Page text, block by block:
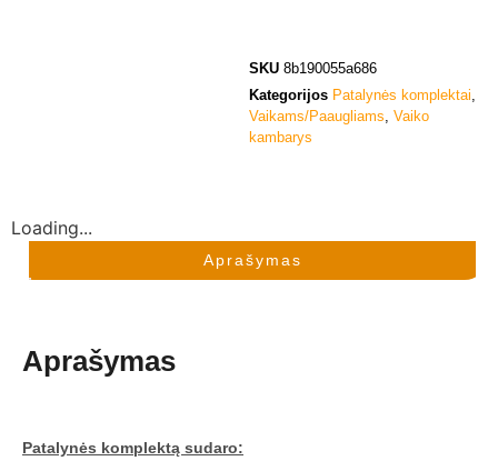
SKU 8b190055a686
Kategorijos Patalynės komplektai,
Vaikams/Paaugliams, Vaiko
kambarys
Loading...
Aprašymas
Aprašymas
Patalynės komplektą sudaro: